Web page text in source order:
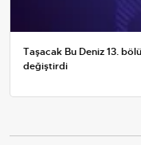
Taşacak Bu Deniz 13.
değiştirdi